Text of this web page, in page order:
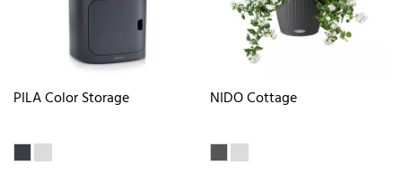
PILA Color Storage NIDO Cottage